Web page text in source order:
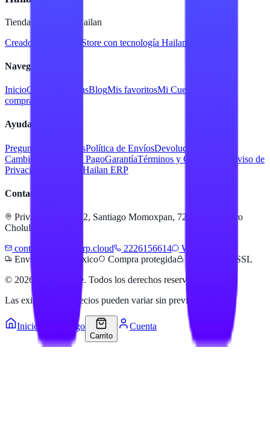
Tienda en línea de Hailan
Creado para
Hailan Store con tecnología Hailan ERP
Navegación
InicioCatálogo MarcasBlogMis favoritosMi Cuenta
compra
Ayuda
Preguntas FrecuentesPolítica de EnvíosDevoluciones y
Cambios
Métodos de PagoGarantíaTérminos y Condiciones
Aviso de
Privacidad
Servicios Hailan ERP
Contacto
Priv. Alejandra 512, Santiago Momoxpan, 72775 San Pedro
Cholula, Pue.
contacto@hailanerp.cloud
2226156614
WhatsApp
Envíos a todo México
Compra protegida
Pago seguro SSL
© 2026 Hailan Store. Todos los derechos reservados.
Las existencias y precios pueden variar sin previo aviso.
Inicio Catálogo
Carrito
Cuenta